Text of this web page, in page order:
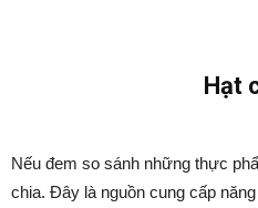
Hạt
Nếu đem so sánh những thực
chia. Đây là nguồn cung cấp